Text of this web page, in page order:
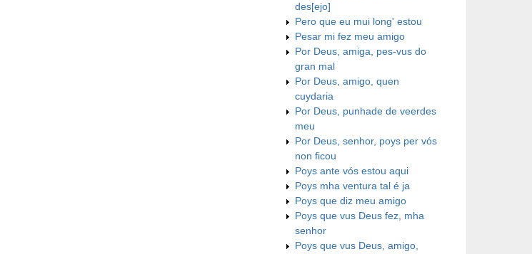
des[ejo]
Pero que eu mui long' estou
Pesar mi fez meu amigo
Por Deus, amiga, pes-vus do
gran mal
Por Deus, amigo, quen
cuydaria
Por Deus, punhade de veerdes
meu
Por Deus, senhor, poys per vós
non ficou
Poys ante vós estou aqui
Poys mha ventura tal é ja
Poys que diz meu amigo
Poys que vus Deus fez, mha
senhor
Poys que vus Deus, amigo,